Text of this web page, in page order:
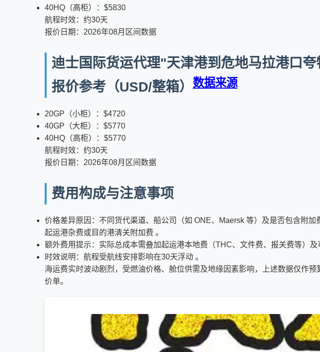
40HQ（高柜）：$5830
航程时效：约30天
报价日期：2026年08月区间数据
迪士国际货运代理"天津港到危地马拉港口
报价参考（USD/整箱） 数据来源
20GP（小柜）：$4720
40GP（大柜）：$5770
40HQ（高柜）：$5770
航程时效：约30天
报价日期：2026年08月区间数据
费用构成与注意事项
价格差异原因：不同货代渠道、船公司（如 ONE、Maersk 等）及是否包含附
起运港杂费或目的港清关附加费 。
额外费用提示：实际总成本需叠加起运港本地费（THC、文件费、报关费等）
时效说明：航程受航线安排影响在30天浮动 。
海运费实时波动剧烈，受燃油价格、舱位供需及地缘因素影响，上述数据仅作
价单。